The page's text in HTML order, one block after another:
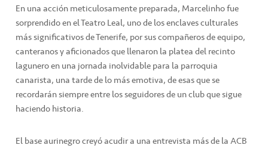
En una acción meticulosamente preparada, Marcelinho fue
sorprendido en el Teatro Leal, uno de los enclaves culturales
más significativos de Tenerife, por sus compañeros de equipo,
canteranos y aficionados que llenaron la platea del recinto
lagunero en una jornada inolvidable para la parroquia
canarista, una tarde de lo más emotiva, de esas que se
recordarán siempre entre los seguidores de un club que sigue
haciendo historia.
El base aurinegro creyó acudir a una entrevista más de la ACB